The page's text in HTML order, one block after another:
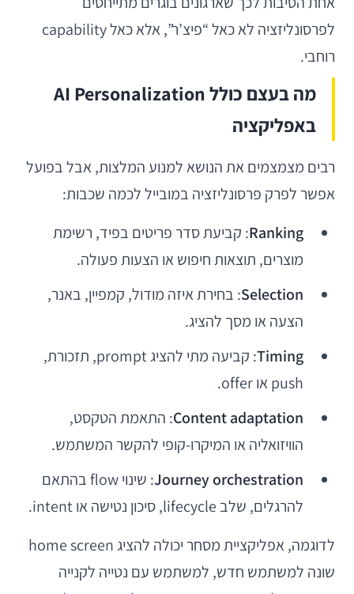
לפרסונליזציה לא כאל “פיצ’ר”, אלא כאל capability
רוחבי.
מה בעצם כולל AI Personalization
באפליקציה
רבים מצמצמים את הנושא למנוע המלצות, אבל בפועל
אפשר לפרק פרסונליזציה במובייל לכמה שכבות:
Ranking: קביעת סדר פריטים בפיד, רשימת
מוצרים, תוצאות חיפוש או הצעות פעולה.
Selection: בחירת איזה מודול, קמפיין, באנר,
הצעה או מסך להציג.
Timing
: קביעה מתי להציג prompt, תזכורת,
push או offer.
Content adaptation: התאמת הטקסט,
הוויזואליה או המיקרו-קופי להקשר המשתמש.
Journey orchestration
: שינוי flow בהתאם
להרגלים, שלב lifecycle, סיכון נטישה או intent.
לדוגמה, אפליקציית מסחר יכולה להציג home screen
שונה למשתמש חדש, למשתמש עם נטייה לקנייה